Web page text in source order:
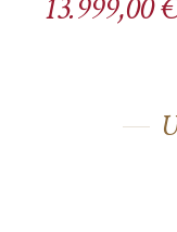
13.999,00